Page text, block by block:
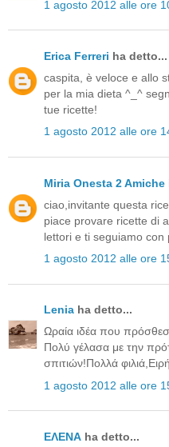
1 agosto 2012 alle ore
Erica Ferreri ha detto...
caspita, è veloce e allo
per la mia dieta ^_^
tue ricette!
1 agosto 2012 alle ore
Miria Onesta 2
ciao,invitante questa
piace provare ricette di
lettori e ti seguiamo con
1 agosto 2012 alle ore
Lenia ha detto...
Ωραία ιδέα που
Πολύ γέλασα με την
σπιτιών!Πολλά
1 agosto 2012 alle ore
ΕΛΕΝΑ ha detto...